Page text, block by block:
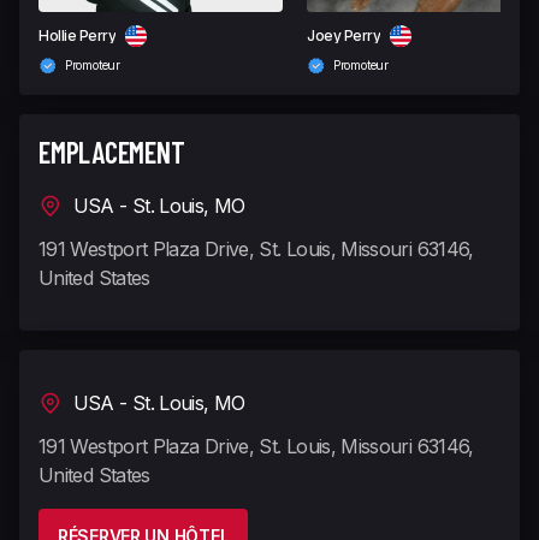
Hollie Perry
Promoteur
Joey Perry
Promoteur
EMPLACEMENT
USA - St. Louis, MO
191 Westport Plaza Drive, St. Louis, Missouri 63146,
United States
USA - St. Louis, MO
191 Westport Plaza Drive, St. Louis, Missouri 63146,
United States